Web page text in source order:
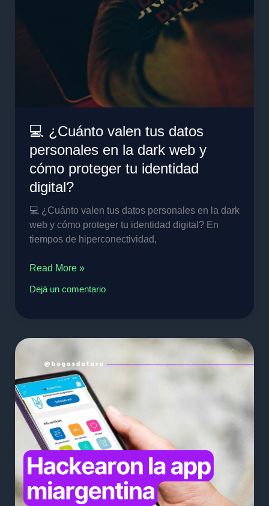
💻 ¿Cuánto valen tus datos
personales en la dark web y
cómo proteger tu identidad
digital?
💻 ¿Cuánto valen tus datos personales en la dark
web y cómo proteger tu identidad digital? En
tiempos de hiperconectividad,
Read More »
Dejá un comentario
APP
MIArgentina